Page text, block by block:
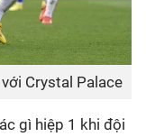
Crystal Palace
gì hiệp 1 khi đội